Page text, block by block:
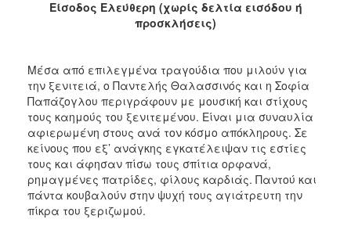
Είσοδος Ελεύθερη (χωρίς δελτία εισόδου ή
προσκλήσεις)
Μέσα από επιλεγμένα τραγούδια που μιλούν για
την ξενιτειά, ο Παντελής Θαλασσινός και η Σοφία
Παπάζογλου περιγράφουν με μουσική και στίχους
τους καημούς του ξενιτεμένου. Είναι μια συναυλία
αφιερωμένη στους ανά τον κόσμο απόκληρους. Σε
κείνους που εξ’ ανάγκης εγκατέλειψαν τις εστίες
τους και άφησαν πίσω τους σπίτια ορφανά,
ρημαγμένες πατρίδες, φίλους καρδιάς. Παντού και
πάντα κουβαλούν στην ψυχή τους αγιάτρευτη την
πίκρα του ξεριζωμού.